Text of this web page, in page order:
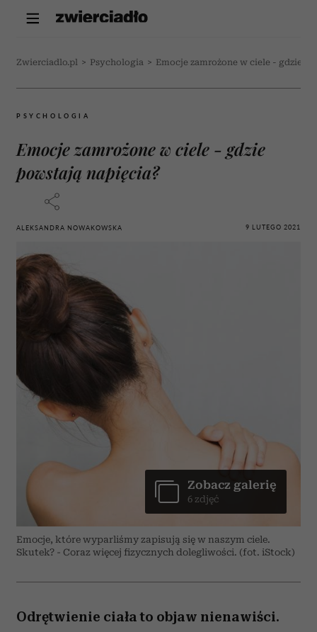
Zwierciadlo.pl > Psychologia > Emocje zamrożone w ciele - gdzie
PSYCHOLOGIA
Emocje zamrożone w ciele - gdzie
powstają napięcia?
ALEKSANDRA NOWAKOWSKA 9 LUTEGO 2021
Emocje, które wyparliśmy zapisują się w naszym ciele.
Skutek? - Coraz więcej fizycznych dolegliwości. (fot. iStock)
Zobacz galerię
6 zdjęć
Odrętwienie ciała to objaw nienawiści.